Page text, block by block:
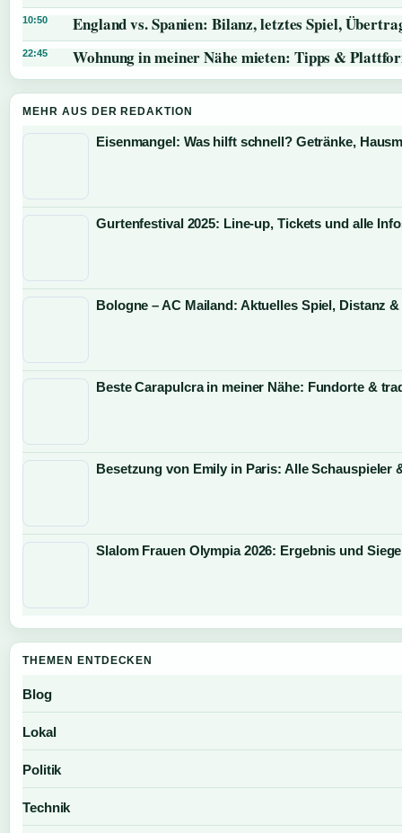
10:50 England vs. Spanien: Bilanz, letztes Spiel,
22:45 Wohnung in meiner Nähe mieten: Tipps &
MEHR AUS DER REDAKTION
Eisenmangel: Was hilft schnell? Getränke,
Gurtenfestival 2025: Line-up, Tickets und alle
Bologne – AC Mailand: Aktuelles Spiel, Distanz &
Beste Carapulcra in meiner Nähe: Fundorte &
Besetzung von Emily in Paris: Alle Schauspieler
Slalom Frauen Olympia 2026: Ergebnis und
THEMEN ENTDECKEN
Blog
Lokal
Politik
Technik